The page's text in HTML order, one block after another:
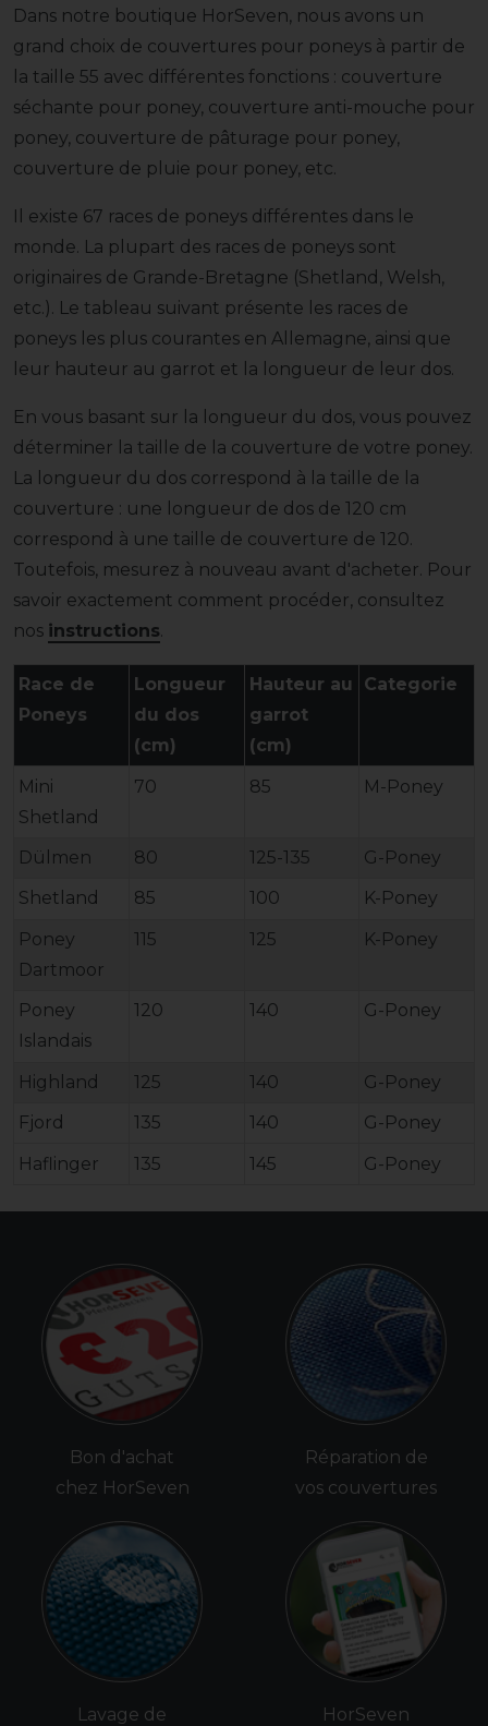
Dans notre boutique HorSeven, nous avons un
grand choix de couvertures pour poneys à partir de
la taille 55 avec différentes fonctions : couverture
séchante pour poney, couverture anti-mouche pour
poney, couverture de pâturage pour poney,
couverture de pluie pour poney, etc.
Il existe 67 races de poneys différentes dans le
monde. La plupart des races de poneys sont
originaires de Grande-Bretagne (Shetland, Welsh,
etc.). Le tableau suivant présente les races de
poneys les plus courantes en Allemagne, ainsi que
leur hauteur au garrot et la longueur de leur dos.
En vous basant sur la longueur du dos, vous pouvez
déterminer la taille de la couverture de votre poney.
La longueur du dos correspond à la taille de la
couverture : une longueur de dos de 120 cm
correspond à une taille de couverture de 120.
Toutefois, mesurez à nouveau avant d'acheter. Pour
savoir exactement comment procéder, consultez
nos instructions.
Race de
Poneys
Longueur
du dos
(cm)
Hauteur au
garrot
(cm)
Categorie
Mini
Shetland
70 85 M-Poney
Dülmen 80 125-135
G-Poney
Shetland
85 100
K-Poney
Poney
Dartmoor
115 125 K-Poney
Poney
Islandais
120 140 G-Poney
Highland 125 140
G-Poney
Fjord
135 140
G-Poney
Haflinger
135 145 G-Poney
Bon d'achat
chez HorSeven
Lavage de
Réparation de
vos couvertures
HorSeven